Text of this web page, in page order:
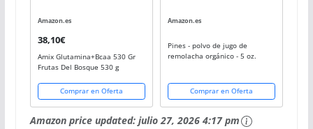
Amazon.es
38,10€
Amix Glutamina+Bcaa 530 Gr
Frutas Del Bosque 530 g
Comprar en Oferta
Amazon.es
Pines - polvo de jugo de
remolacha orgánico - 5 oz.
Comprar en Oferta
Amazon price updated: julio 27, 2026 4:17 pm